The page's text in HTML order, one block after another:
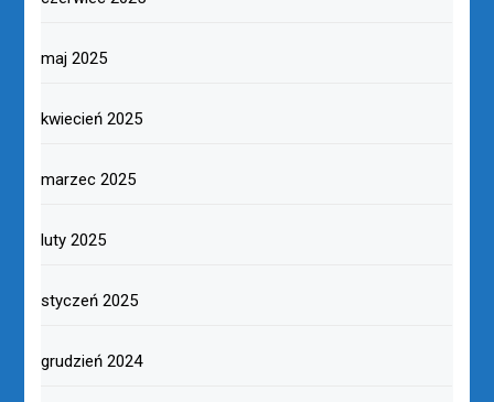
maj 2025
kwiecień 2025
marzec 2025
luty 2025
styczeń 2025
grudzień 2024